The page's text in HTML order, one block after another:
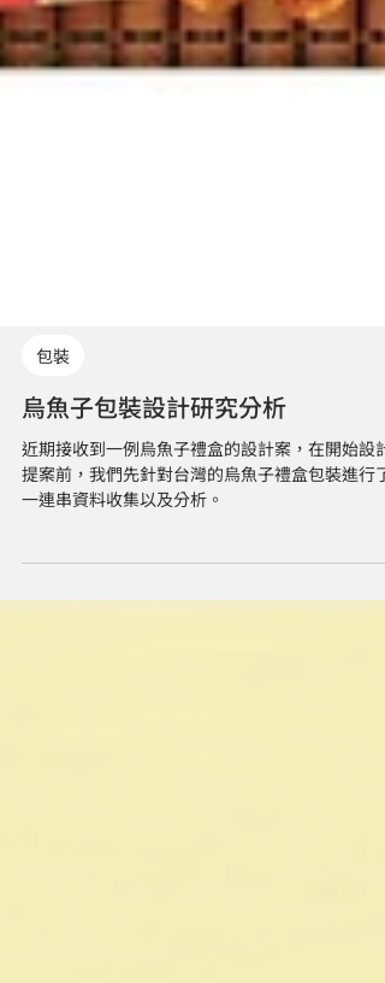
包裝
烏魚子包裝設計研究分析
近期接收到一例烏魚子禮盒的設計案，在開始設計
一連串資料收集以及分析。